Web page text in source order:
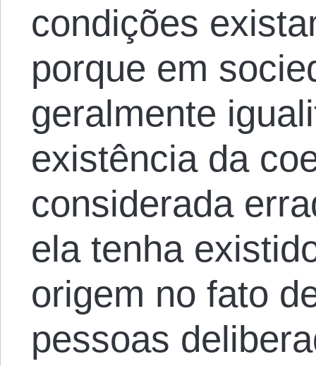
condições
porque em
geralmente
existência da
considerada
ela tenha
origem no fato
pessoas